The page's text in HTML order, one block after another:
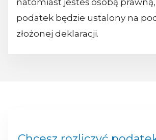
natomiast jesteś osobą
podatek będzie ustalony na
złożonej deklaracji.